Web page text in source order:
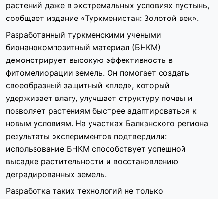
растений даже в экстремальных условиях пустынь,
сообщает издание «Туркменистан: Золотой век».
Разработанный туркменскими учеными
бионанокомпозитный материал (БНКМ)
демонстрирует высокую эффективность в
фитомелиорации земель. Он помогает создать
своеобразный защитный «плед», который
удерживает влагу, улучшает структуру почвы и
позволяет растениям быстрее адаптироваться к
новым условиям. На участках Балканского региона
результаты экспериментов подтвердили:
использование БНКМ способствует успешной
высадке растительности и восстановлению
деградированных земель.
Разработка таких технологий не только